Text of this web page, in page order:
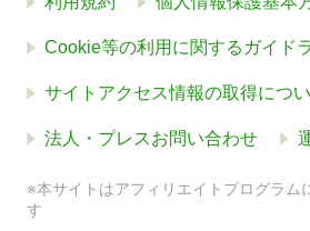
Cookie等の利用に関するガイド
サイトアクセス情報の取得につ
法人・プレスお問い合わせ
※本サイトはアフィリエイトプログラム
す